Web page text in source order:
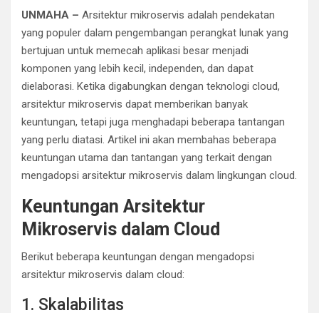
UNMAHA – Arsitektur mikroservis adalah pendekatan
yang populer dalam pengembangan perangkat lunak yang
bertujuan untuk memecah aplikasi besar menjadi
komponen yang lebih kecil, independen, dan dapat
dielaborasi. Ketika digabungkan dengan teknologi cloud,
arsitektur mikroservis dapat memberikan banyak
keuntungan, tetapi juga menghadapi beberapa tantangan
yang perlu diatasi. Artikel ini akan membahas beberapa
keuntungan utama dan tantangan yang terkait dengan
mengadopsi arsitektur mikroservis dalam lingkungan cloud.
Keuntungan Arsitektur
Mikroservis dalam Cloud
Berikut beberapa keuntungan dengan mengadopsi
arsitektur mikroservis dalam cloud:
1. Skalabilitas